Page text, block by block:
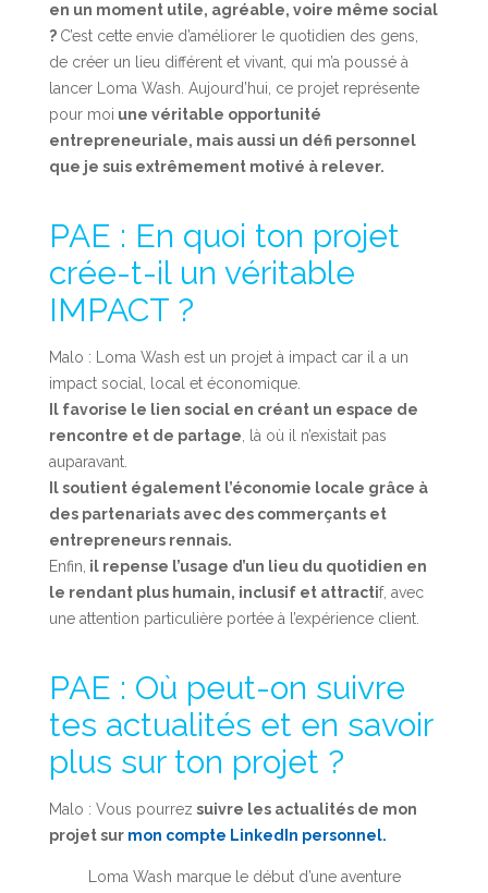
en un moment utile, agréable, voire même social
? C’est cette envie d’améliorer le quotidien des gens,
de créer un lieu différent et vivant, qui m’a poussé à
lancer Loma Wash. Aujourd’hui, ce projet représente
pour moi une véritable opportunité
entrepreneuriale, mais aussi un défi personnel
que je suis extrêmement motivé à relever.
PAE : En quoi ton projet
crée-t-il un véritable
IMPACT ?
Malo : Loma Wash est un projet à impact car il a un
impact social, local et économique.
Il favorise le lien social en créant un espace de
rencontre et de partage , là où il n’existait pas
auparavant.
Il soutient également l’économie locale grâce à
des partenariats avec des commerçants et
entrepreneurs rennais.
Enfin, il repense l’usage d’un lieu du quotidien en
le rendant plus humain, inclusif et attractif, avec
une attention particulière portée à l’expérience client.
PAE : Où peut-on suivre
tes actualités et en savoir
plus sur ton projet ?
Malo : Vous pourrez suivre les actualités de mon
projet sur mon compte LinkedIn personnel.
Loma Wash marque le début d’une aventure